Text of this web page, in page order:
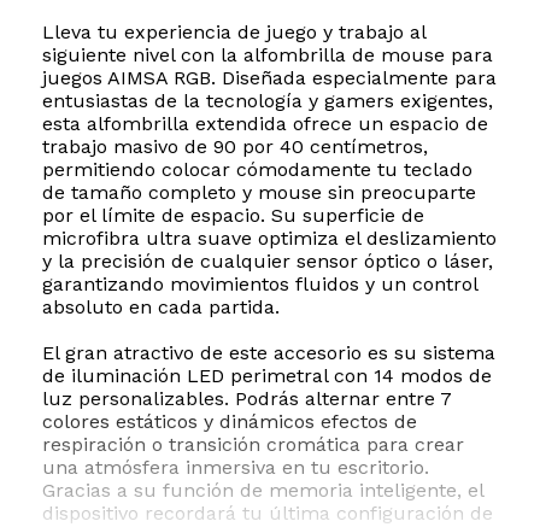
Lleva tu experiencia de juego y trabajo al
siguiente nivel con la alfombrilla de mouse para
juegos AIMSA RGB. Diseñada especialmente para
entusiastas de la tecnología y gamers exigentes,
esta alfombrilla extendida ofrece un espacio de
trabajo masivo de 90 por 40 centímetros,
permitiendo colocar cómodamente tu teclado
de tamaño completo y mouse sin preocuparte
por el límite de espacio. Su superficie de
microfibra ultra suave optimiza el deslizamiento
y la precisión de cualquier sensor óptico o láser,
garantizando movimientos fluidos y un control
absoluto en cada partida.
El gran atractivo de este accesorio es su sistema
de iluminación LED perimetral con 14 modos de
luz personalizables. Podrás alternar entre 7
colores estáticos y dinámicos efectos de
respiración o transición cromática para crear
una atmósfera inmersiva en tu escritorio.
Gracias a su función de memoria inteligente, el
dispositivo recordará tu última configuración de